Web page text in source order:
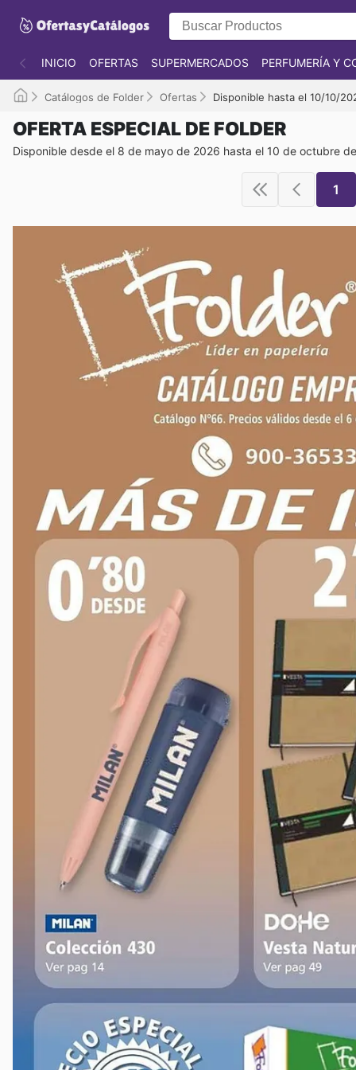
INICIO OFERTAS SUPERMERCADOS PERFUMERÍA Y
Catálogos de Folder Ofertas Disponible hasta el 10/10/
OFERTA ESPECIAL DE FOLDER
Disponible desde el 8 de mayo de 2026 hasta el 10 de octubre
1